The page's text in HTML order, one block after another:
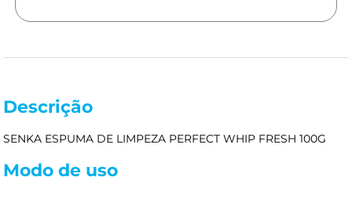
Descrição
SENKA ESPUMA DE LIMPEZA PERFECT WHIP FRESH 100G
Modo de uso